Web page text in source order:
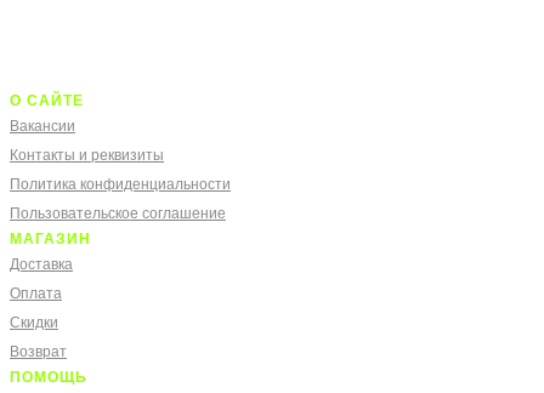
О САЙТЕ
Вакансии
Контакты и реквизиты
Политика конфиденциальности
Пользовательское соглашение
МАГАЗИН
Доставка
Оплата
Скидки
Возврат
ПОМОЩЬ